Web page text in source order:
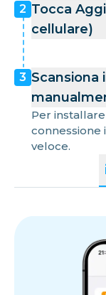
2 Tocca
cellulare)
3 Scansiona
Per
veloce.